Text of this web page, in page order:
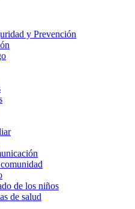
y Prevención
de los niños
de salud